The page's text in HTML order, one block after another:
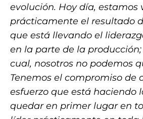
evolución. Hoy día, estamos
prácticamente el resultado
que está llevando el
en la parte de la
cual, nosotros no podemos
Tenemos el compromiso de
esfuerzo que está haciendo
quedar en primer lugar en